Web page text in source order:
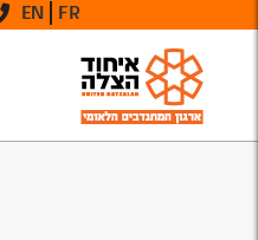
EN FR